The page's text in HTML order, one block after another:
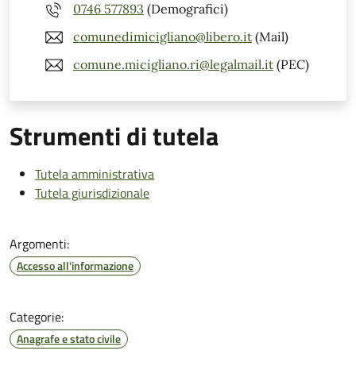
0746 577893 (Demografici)
comunedimicigliano@libero.it (Mail)
comune.micigliano.ri@legalmail.it (PEC)
Strumenti di tutela
Tutela amministrativa
Tutela giurisdizionale
Argomenti:
Accesso all'informazione
Categorie:
Anagrafe e stato civile